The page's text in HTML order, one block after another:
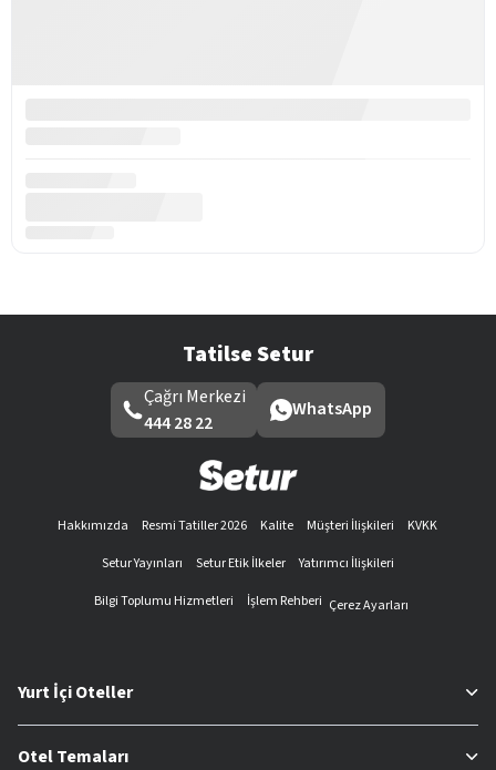
Tatilse Setur
Çağrı Merkezi
444 28 22
WhatsApp
Hakkımızda Resmi Tatiller 2026 Kalite Müşteri İlişkileri
KVKK
Setur Yayınları
Setur Etik İlkeler
Yatırımcı İlişkileri
Bilgi Toplumu Hizmetleri
İşlem Rehberi Çerez Ayarları
Yurt İçi Oteller
Otel Temaları